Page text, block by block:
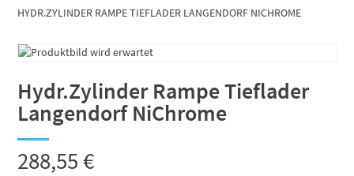
HYDR.ZYLINDER RAMPE TIEFLADER LANGENDORF NICHROME
Hydr.Zylinder Rampe Tieflader
Langendorf NiChrome
288,55€